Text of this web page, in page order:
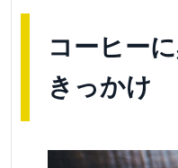
コーヒー
きっかけ